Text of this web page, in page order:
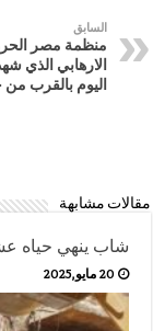
السابق
منظمة مصر
الارهابي الذي
اليوم بالقرب من
مقالات مشابهة
شاب ينهي حياه
20 مايو,2025